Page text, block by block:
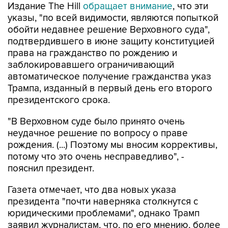
Издание The Hill обращает внимание, что эти
указы, "по всей видимости, являются попыткой
обойти недавнее решение Верховного суда",
подтвердившего в июне защиту конституцией
права на гражданство по рождению и
заблокировавшего ограничивающий
автоматическое получение гражданства указ
Трампа, изданный в первый день его второго
президентского срока.
"В Верховном суде было принято очень
неудачное решение по вопросу о праве
рождения. (...) Поэтому мы вносим коррективы,
потому что это очень несправедливо", -
пояснил президент.
Газета отмечает, что два новых указа
президента "почти наверняка столкнутся с
юридическими проблемами", однако Трамп
заявил журналистам, что, по его мнению, более